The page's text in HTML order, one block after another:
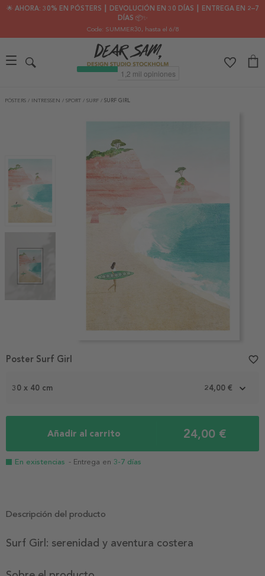
🌟 AHORA: 30% EN PÓSTERS ┃ DEVOLUCIÓN EN 30 DÍAS ┃ ENTREGA EN 2–7
DÍAS 📦✨
Code: SUMMER30, hasta el 6/8
PÓSTERS / INTRESSEN / SPORT / SURF / SURF GIRL
1
30 x 40 cm 24,00 €
Añadir al carrito 24,00 €
En existencias - Entrega en 3-7 días
Poster Surf Girl favorite_border
Descripción del producto
Surf Girl: serenidad y aventura costera